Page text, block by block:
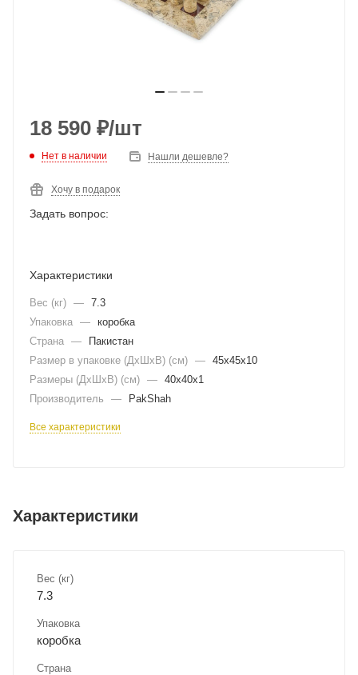
18 590 ₽/шт
Нет в наличии Нашли дешевле?
Хочу в подарок
Задать вопрос:
Характеристики
Вес (кг) — 7.3
Упаковка — коробка
Страна —
Пакистан
Размер в упаковке (ДхШxВ) (см) — 45х45х10
Размеры (ДxШxВ) (см) — 40х40х1
Производитель
— PakShah
Все характеристики
Характеристики
Вес (кг)
7.3
Упаковка
коробка
Страна